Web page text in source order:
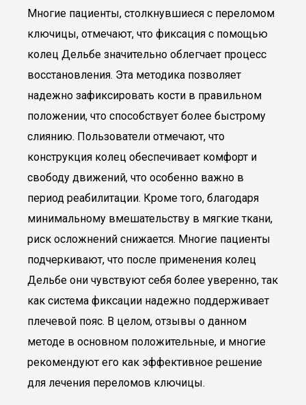
Многие пациенты, столкнувшиеся с переломом
ключицы, отмечают, что фиксация с помощью
колец Дельбе значительно облегчает процесс
восстановления. Эта методика позволяет
надежно зафиксировать кости в правильном
положении, что способствует более быстрому
слиянию. Пользователи отмечают, что
конструкция колец обеспечивает комфорт и
свободу движений, что особенно важно в
период реабилитации. Кроме того, благодаря
минимальному вмешательству в мягкие ткани,
риск осложнений снижается. Многие пациенты
подчеркивают, что после применения колец
Дельбе они чувствуют себя более уверенно, так
как система фиксации надежно поддерживает
плечевой пояс. В целом, отзывы о данном
методе в основном положительные, и многие
рекомендуют его как эффективное решение
для лечения переломов ключицы.